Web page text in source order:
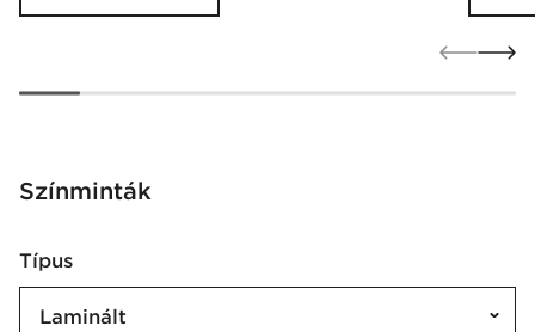
Színminták
Típus
Laminált